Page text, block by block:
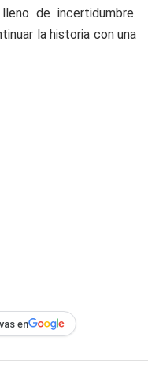
de incertidumbre.
la historia con una
en